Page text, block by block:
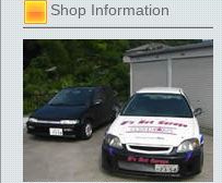
Shop Information